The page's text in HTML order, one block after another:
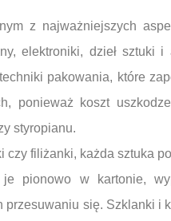
z najważniejszych
elektroniki, dzieł sztuki
pakowania, które
ponieważ koszt
styropianu.
czy filiżanki, każda sztuka
pionowo w kartonie,
przesuwaniu się. Szklanki